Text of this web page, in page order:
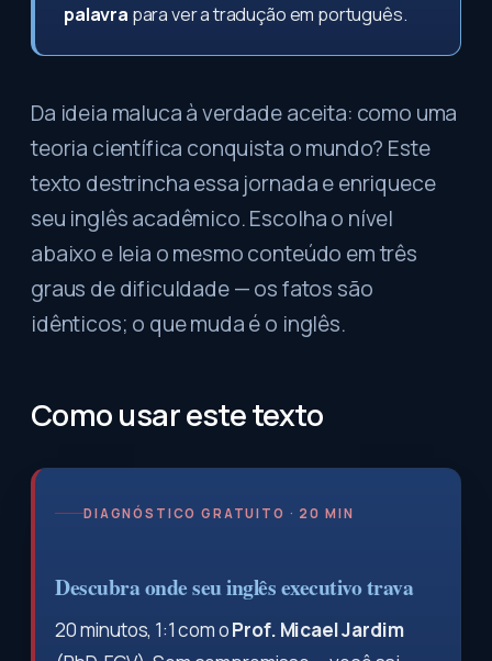
palavra para ver a tradução em português.
Da ideia maluca à verdade aceita: como uma
teoria científica conquista o mundo? Este
texto destrincha essa jornada e enriquece
seu inglês acadêmico. Escolha o nível
abaixo e leia o mesmo conteúdo em três
graus de dificuldade — os fatos são
idênticos; o que muda é o inglês.
Como usar este texto
DIAGNÓSTICO GRATUITO · 20 MIN
Descubra onde seu inglês executivo trava
20 minutos, 1:1 com oProf. Micael Jardim